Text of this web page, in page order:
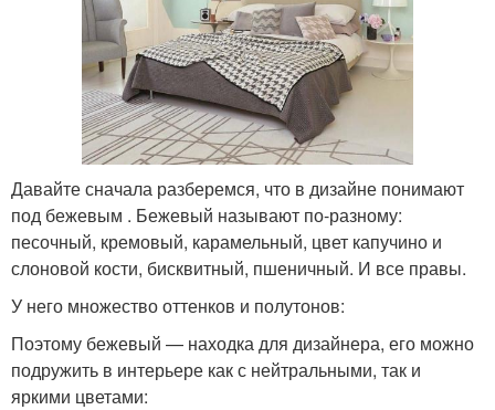
Давайте сначала разберемся, что в дизайне понимают
под бежевым . Бежевый называют по-разному:
песочный, кремовый, карамельный, цвет капучино и
слоновой кости, бисквитный, пшеничный. И все правы.
У него множество оттенков и полутонов:
Поэтому бежевый — находка для дизайнера, его можно
подружить в интерьере как с нейтральными, так и
яркими цветами: